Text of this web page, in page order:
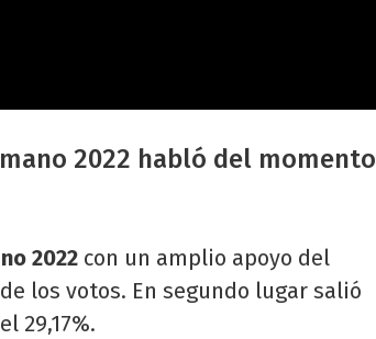
2022 habló del momento
2022 con un amplio apoyo del
de los votos. En segundo lugar salió
29,17%.